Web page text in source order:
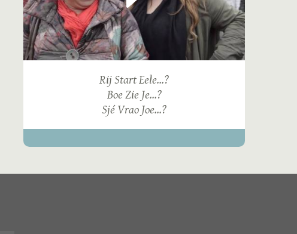
Rij Start Eele...?
Boe Zie Je...?
Sjé Vrao Joe...?